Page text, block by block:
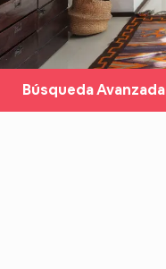
Búsqueda Avanzada